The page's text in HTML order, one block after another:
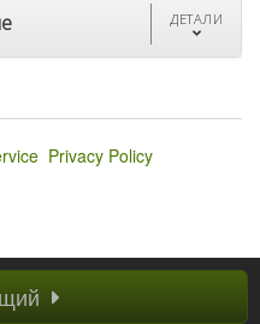
ДЕТАЛИ
Privacy Policy